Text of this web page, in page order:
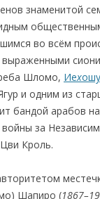
знаменитой
во всём
Шломо, Иех
и одним из
бандой арабов
за
Кроль.
Шапиро (1867–